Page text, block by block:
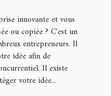
innovante et vous
ou copiée ? C'est un
entrepreneurs. Il
idée afin de
Il existe
votre idée...